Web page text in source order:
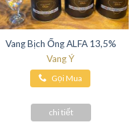
Vang Bịch Ống ALFA 13,5%
Vang Ý
Gọi Mua
chi tiết